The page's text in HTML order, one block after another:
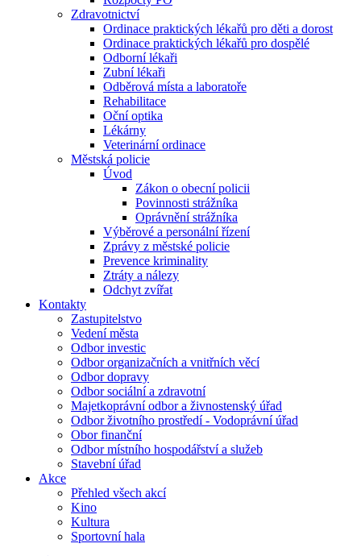
Zdravotnictví
Ordinace praktických lékařů pro děti a dorost
Ordinace praktických lékařů pro dospělé
Odborní lékaři
Zubní lékaři
Odběrová místa a laboratoře
Rehabilitace
Oční optika
Lékárny
Veterinární ordinace
Městská policie
Úvod
Zákon o obecní policii
Povinnosti strážníka
Oprávnění strážníka
Výběrové a personální řízení
Zprávy z městské policie
Prevence kriminality
Ztráty a nálezy
Odchyt zvířat
Kontakty
Zastupitelstvo
Vedení města
Odbor investic
Odbor organizačních a vnitřních věcí
Odbor dopravy
Odbor sociální a zdravotní
Majetkoprávní odbor a živnostenský úřad
Odbor životního prostředí - Vodoprávní úřad
Obor finanční
Odbor místního hospodářství a služeb
Stavební úřad
Akce
Přehled všech akcí
Kino
Kultura
Sportovní hala